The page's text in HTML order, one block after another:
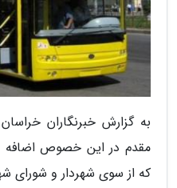
به گزارش خبرنگاران
مقدم در این خصوص اضافه
که از سوی شهردار و شورای